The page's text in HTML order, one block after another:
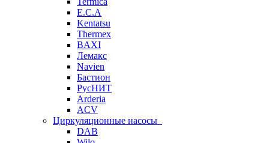
E.C.A
Kentatsu
Thermex
BAXI
Лемакс
Navien
Бастион
РусНИТ
Arderia
ACV
Циркуляционные насосы
DAB